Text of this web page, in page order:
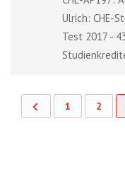
Ulrich: CHE-
Test 2017 -
1 2